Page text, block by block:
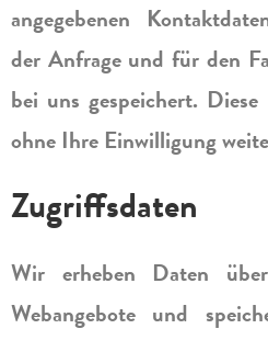
angegebenen
der Anfrage und für den
bei uns gespeichert.
ohne Ihre Einwilligung
Zugriffsdaten
Wir erheben Daten
Webangebote und